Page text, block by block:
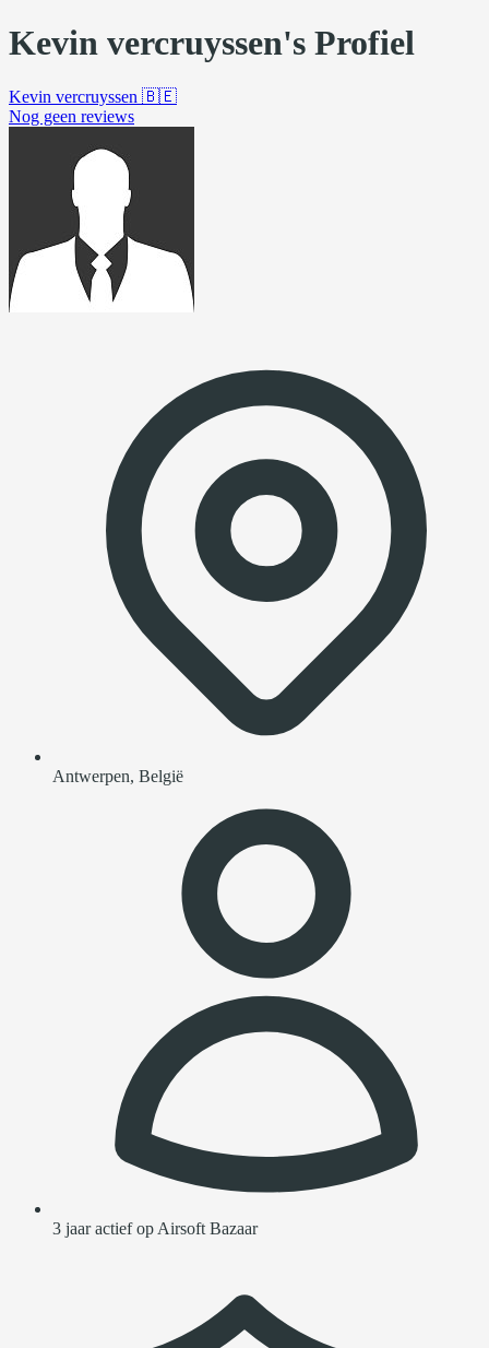
Kevin vercruyssen's Profiel
Kevin vercruyssen 🇧🇪
Nog geen reviews
Antwerpen, België
3 jaar actief op Airsoft Bazaar